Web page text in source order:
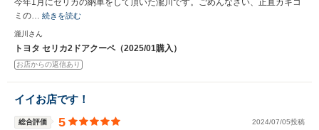
今年1月にセリカの納車をして頂いた瀧川です。ごめんなさい、正直カキコ
ミの… 続きを読む
瀧川さん
トヨタ セリカ2ドアクーペ（2025/01購入）
お店からの返信あり
イイお店です！
総合評価 5 2024/07/05投稿